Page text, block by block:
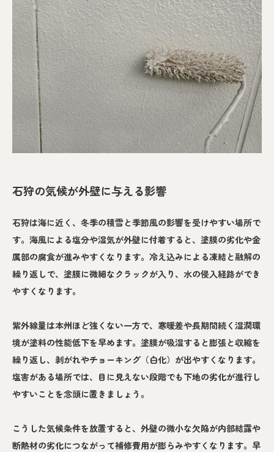
石狩の気候が外壁に与える影響
石狩は海に近く、冬季の積雪と季節風の影響を受けやすい場所で
す。海風による塩分や湿気が外壁に付着すると、塗膜の劣化や金
属部の腐食が進みやすくなります。冷え込みによる凍結と融解の
繰り返しで、塗膜に微細なクラックが入り、水の侵入経路ができ
やすくなります。
紫外線量は本州ほど強くない一方で、寒暖差や長期間続く湿潤環
境が塗料の性能低下を早めます。塗膜が吸湿すると膨張と収縮を
繰り返し、剥がれやチョーキング（白化）が出やすくなります。
塩害がある場所では、目に見えない段階でも下地の劣化が進行し
やすいことを念頭に置きましょう。
こうした気候条件を放置すると、外壁の微小な欠陥が内部結露や
断熱材の劣化につながって補修費用が膨らみやすくなります。早